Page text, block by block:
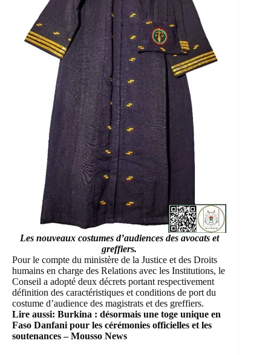
Les nouveaux costumes d’audiences des avocats et
greffiers.
Pour le compte du ministère de la Justice et des Droits
humains en charge des Relations avec les Institutions, le
Conseil a adopté deux décrets portant respectivement
définition des caractéristiques et conditions de port du
costume d’audience des magistrats et des greffiers.
Lire aussi: Burkina : désormais une toge unique en
Faso Danfani pour les cérémonies officielles et les
soutenances – Mousso News